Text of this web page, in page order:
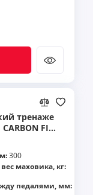
тренаже
FIT
300
маховика, кг:
педалями, мм: